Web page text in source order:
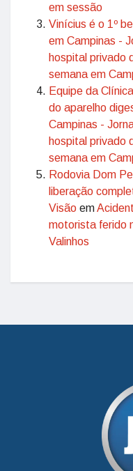
em sessão
Vinícius é o 1º
em Campinas -
hospital privado
semana em
Equipe da
do aparelho
Campinas -
hospital privado
semana em
Rodovia Dom
liberação
Visão em
motorista ferido
Valinhos